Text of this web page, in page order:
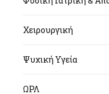
Χειρουργική
Ψυχική Υγεία
ΩΡΛ